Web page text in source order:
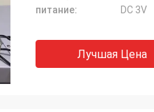
питание:
DC 3V
Лучшая Цена